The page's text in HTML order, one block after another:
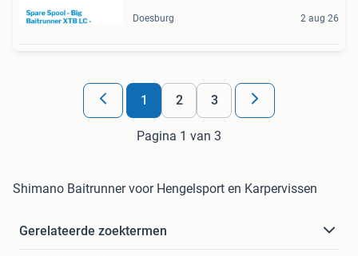
Doesburg 2 aug 26
1 2 3
Pagina 1 van 3
Shimano Baitrunner voor Hengelsport en Karpervissen
Gerelateerde zoektermen